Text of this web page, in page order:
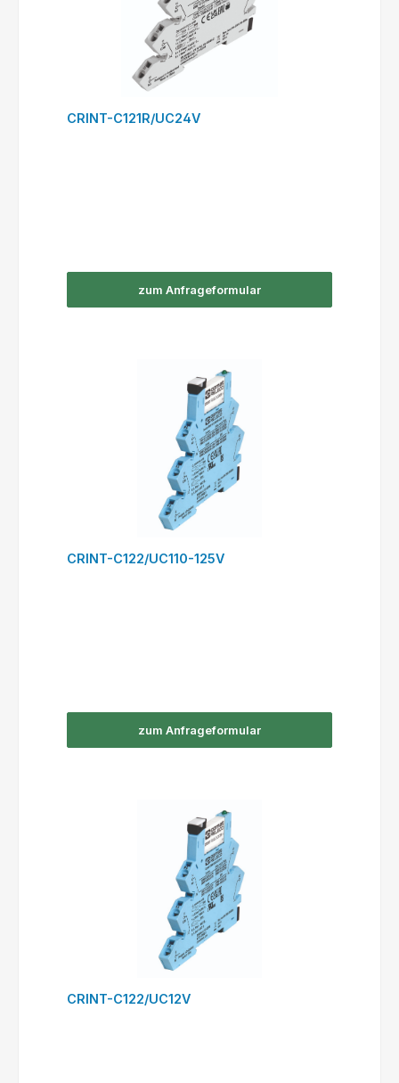
CRINT-C121R/UC24V
zum Anfrageformular
CRINT-C122/UC110-125V
zum Anfrageformular
CRINT-C122/UC12V